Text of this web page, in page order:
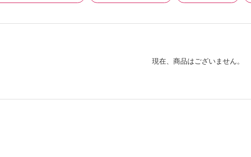
現在、商品はございません。